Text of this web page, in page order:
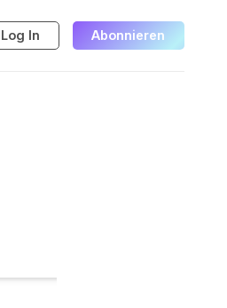
Log In Abonnieren